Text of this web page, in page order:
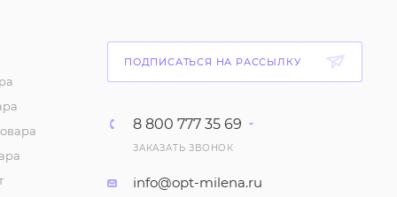
ПОДПИСАТЬСЯ НА РАССЫЛКУ
8 800 777 35 69
ЗАКАЗАТЬ ЗВОНОК
info@opt-milena.ru